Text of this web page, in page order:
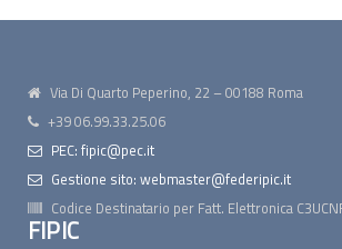
Via Di Quarto Peperino, 22 – 00188 Roma
+39 06.99.33.25.06
PEC: fipic@pec.it
Gestione sito: webmaster@federipic.it
Codice Destinatario per Fatt. Elettronica
FIPIC